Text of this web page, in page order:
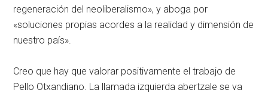
regeneración del neoliberalismo», y aboga por
«soluciones propias acordes a la realidad y dimensión de
nuestro país».
Creo que hay que valorar positivamente el trabajo de
Pello Otxandiano. La llamada izquierda abertzale se va